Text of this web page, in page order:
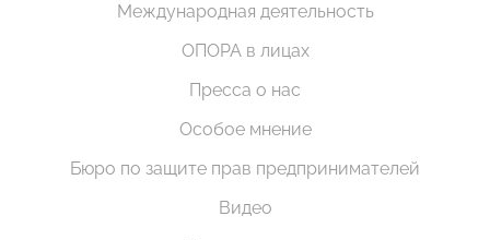
Международная деятельность
ОПОРА в лицах
Пресса о нас
Особое мнение
Бюро по защите прав предпринимателей
Видео